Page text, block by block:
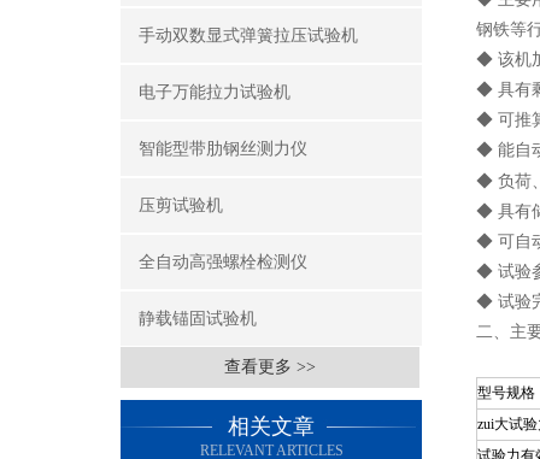
手动双数显式弹簧拉压试验机
电子万能拉力试验机
智能型带肋钢丝测力仪
压剪试验机
全自动高强螺栓检测仪
静载锚固试验机
查看更多 >>
相关文章
RELEVANT ARTICLES
钢铁等
◆ 该机
◆ 具有
◆ 可推
◆ 能自
◆ 负荷
◆ 具有
◆ 可自
◆ 试验
◆ 试验
二、主
型号规格
zui大试
试验力有